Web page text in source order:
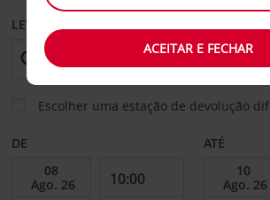
LEVANTAR EM
Escolher uma estação de devolução
DE ATÉ
ACEITAR E FECHAR